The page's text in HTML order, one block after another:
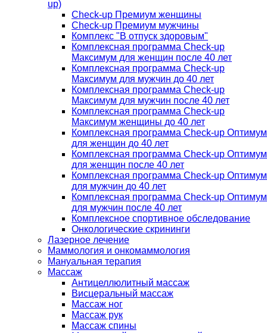
up)
Check-up Премиум женщины
Check-up Премиум мужчины
Комплекс "В отпуск здоровым"
Комплексная программа Check-up
Максимум для женщин после 40 лет
Комплексная программа Check-up
Максимум для мужчин до 40 лет
Комплексная программа Check-up
Максимум для мужчин после 40 лет
Комплексная программа Check-up
Максимум женщины до 40 лет
Комплексная программа Check-up Оптимум
для женщин до 40 лет
Комплексная программа Check-up Оптимум
для женщин после 40 лет
Комплексная программа Check-up Оптимум
для мужчин до 40 лет
Комплексная программа Check-up Оптимум
для мужчин после 40 лет
Комплексное спортивное обследование
Онкологические скрининги
Лазерное лечение
Маммология и онкомаммология
Мануальная терапия
Массаж
Антицеллюлитный массаж
Висцеральный массаж
Массаж ног
Массаж рук
Массаж спины